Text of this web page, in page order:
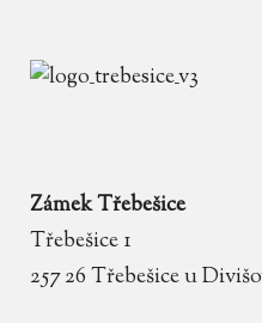
Zámek Třebešice
Třebešice 1
257 26 Třebešice u